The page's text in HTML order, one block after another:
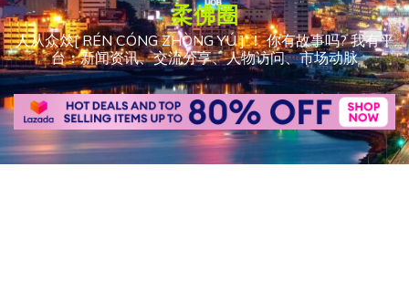
柔佛圈
人从众𠈌[ RÉN CÓNG ZHÒNG YÚ ] ！ 你有故事吗? 我有平
台：新闻资讯、交流分享、人物访问、市场动脉